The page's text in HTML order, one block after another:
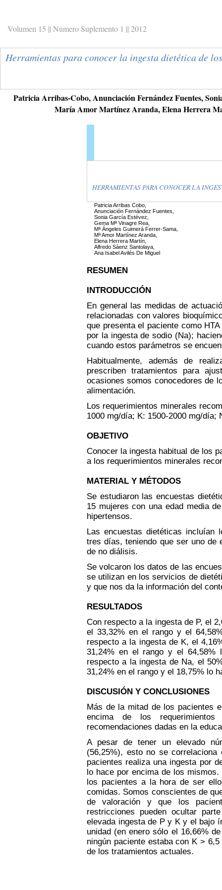
Volumen 15 || Número Suplemento 1 || 2012
Herramientas para conocer la ingesta dietética de
Patricia Arribas-Cobo, Anunciación Fernández Fuentes,
María Amor Martínez Aranda, Elena Herrera
HERRAMIENTAS PARA CONOCER LA
Patricia Arribas Cobo,
Anunciación Fernández Fuentes,
Sonia García Estévez,
Gema Mª Vinagre Rea,
Mª Ángeles Guimerá Ferrer-Sama,
Mª Amor Martínez Aranda,
Elena Herrera Martín,
Alfredo Sáenz Santolaya,
Ana Isabel Avilés De Miguel
RESUMEN
INTRODUCCIÓN
En general las medidas de
relacionadas con valores
que presenta el paciente como
por la ingesta de sodio (Na);
cuando estos parámetros se
Habitualmente, además de
prescriben tratamientos para
ocasiones somos conocedores de
alimentación.
Los requerimientos minerales
1000 mg/día; K: 1500-2000 mg/día;
OBJETIVO
Conocer la ingesta habitual de los
a los requerimientos minerales
MATERIAL Y MÉTODOS
Se estudiaron las encuestas
15 mujeres con una edad media
hipertensos.
Las encuestas dietéticas incluían
tres días, teniendo que ser uno
de no diálisis.
Se volcaron los datos de las
se utilizan en los servicios de
y que nos da la información del
RESULTADOS
Con respecto a la ingesta de P, el
el 33,32% en el rango y el
respecto a la ingesta de K, el
31,24% en el rango y el
respecto a la ingesta de Na, el
31,24% en el rango y el 18,75% lo
DISCUSIÓN Y CONCLUSIONES
Más de la mitad de los pacientes
encima de los
recomendaciones dadas en la
A pesar de tener un elevado
(56,25%), esto no se
pacientes realiza una ingesta por
lo hace por encima de los
los pacientes a la hora de ser
comidas. Somos conscientes de
de valoración y que los
restricciones pueden ocultar
elevada ingesta de P y K y el bajo
unidad (en enero sólo el 16,66%
ningún paciente estaba con K >
de los tratamientos actuales.